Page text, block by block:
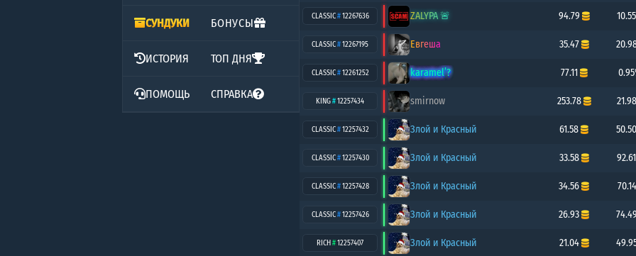
СУНДУКИ БОНУСЫ
ИСТОРИЯ ТОП ДНЯ
ПОМОЩЬ СПРАВКА
CLASSIC#12267636 ZALYPA 🚨 94.79
CLASSIC#12267195 Евгеша 35.47
CLASSIC#12261252 karamel’? 77.11
KING#12257434 smirnow 253.78
CLASSIC#12257432 Злой и Красный 61.58
CLASSIC#12257430 Злой и Красный 33.58
CLASSIC#12257428 Злой и Красный 34.56
CLASSIC#12257426 Злой и Красный 26.93
RICH#12257407 Злой и Красный 21.04